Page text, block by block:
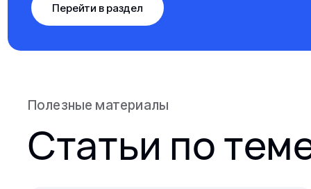
Перейти в раздел
Полезные материалы
Статьи по